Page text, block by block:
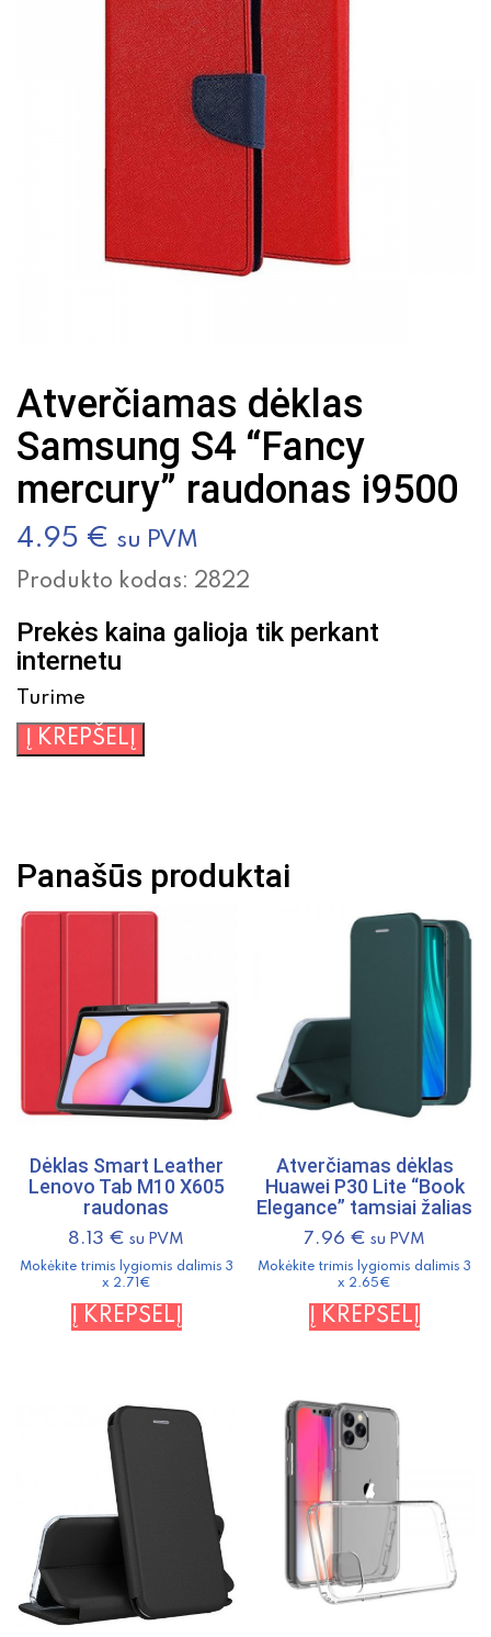
Atverčiamas dėklas
Samsung S4 “Fancy
mercury” raudonas i9500
4.95 € su PVM
Produkto kodas: 2822
Prekės kaina galioja tik perkant
internetu
Turime
produkto
kiekis:
S4
mercury"
Į KREPŠELĮ
Panašūs produktai
Dėklas Smart Leather
Lenovo Tab M10 X605
raudonas
8.13 € su PVM
Mokėkite trimis lygiomis dalimis 3
x 2.71€
Į KREPŠELĮ
Atverčiamas dėklas
Huawei P30 Lite “Book
Elegance” tamsiai žalias
7.96 € su PVM
Mokėkite trimis lygiomis dalimis 3
x 2.65€
Į KREPŠELĮ